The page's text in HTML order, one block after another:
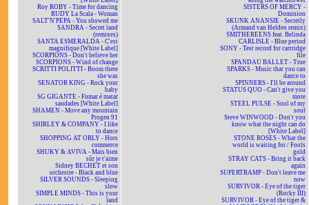
Roy ROBY - Time for dancing
RUDY La Scala - Woman
SALT'N'PEPA - You showed me
SANDRA - Secret land
(remixes)
SANTA ESMERALDA - C'est
magnifique [White Label]
SCORPIONS - Don't believe her
SCORPIONS - Wind of change
SCRITTI POLITTI - Boom there
she was
SENATOR KING - Rock your
baby
SG GIGANTE - Fumar é matar
saudades [White Label]
SHAMEN - Move any mountain
Progen 91
SHIRLEY & COMPANY - I like
to dance
SHOPPING AT ORLY - Hors
commerce
SHUKY & AVIVA - Mais bien
sûr je t'aime
Sidney BECHET et son
orchestre - Black and blue
SILVER SOUNDS - Sleeping
slow
SIMPLE MINDS - This is your
land
SISTERS OF MERCY -
Dominion
SKUNK ANANSIE - Secretly
(Armand van Helden remix)
SMITHEREENS feat. Belinda
CARLISLE - Blue period
SONY - Test record for cartridge
file
SPANDAU BALLET - True
SPARKS - Music that you can
dance to
SPINNERS - I'll be around
STATUS QUO - Can't give you
more
STEEL PULSE - Soul of my
soul
Steve WINWOOD - Don't you
know what the night can do
[White Label]
STONE ROSES - What the
world is waiting for / Fools
gold
STRAY CATS - Bring it back
again
SUPERTRAMP - Don't leave me
now
SURVIVOR - Eye of the tiger
(Rocky III)
SURVIVOR - Eye of the tiger &